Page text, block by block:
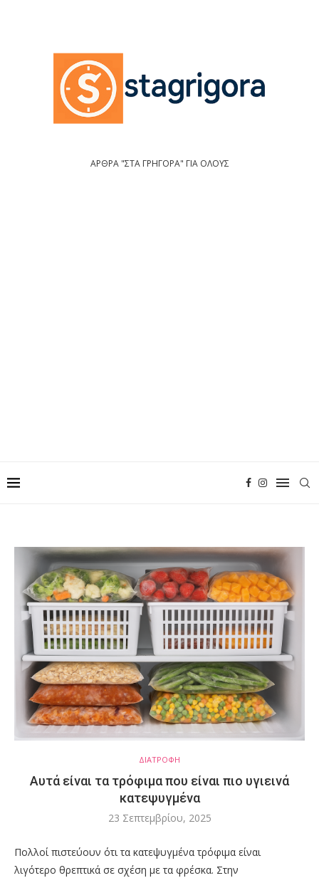
ΑΡΘΡΑ "ΣΤΑ ΓΡΗΓΟΡΑ" ΓΙΑ ΟΛΟΥΣ
ΔΙΑΤΡΟΦΗ
Αυτά είναι τα τρόφιμα που είναι πιο υγιεινά
κατεψυγμένα
23 Σεπτεμβρίου, 2025
Πολλοί πιστεύουν ότι τα κατεψυγμένα τρόφιμα είναι
λιγότερο θρεπτικά σε σχέση με τα φρέσκα. Στην